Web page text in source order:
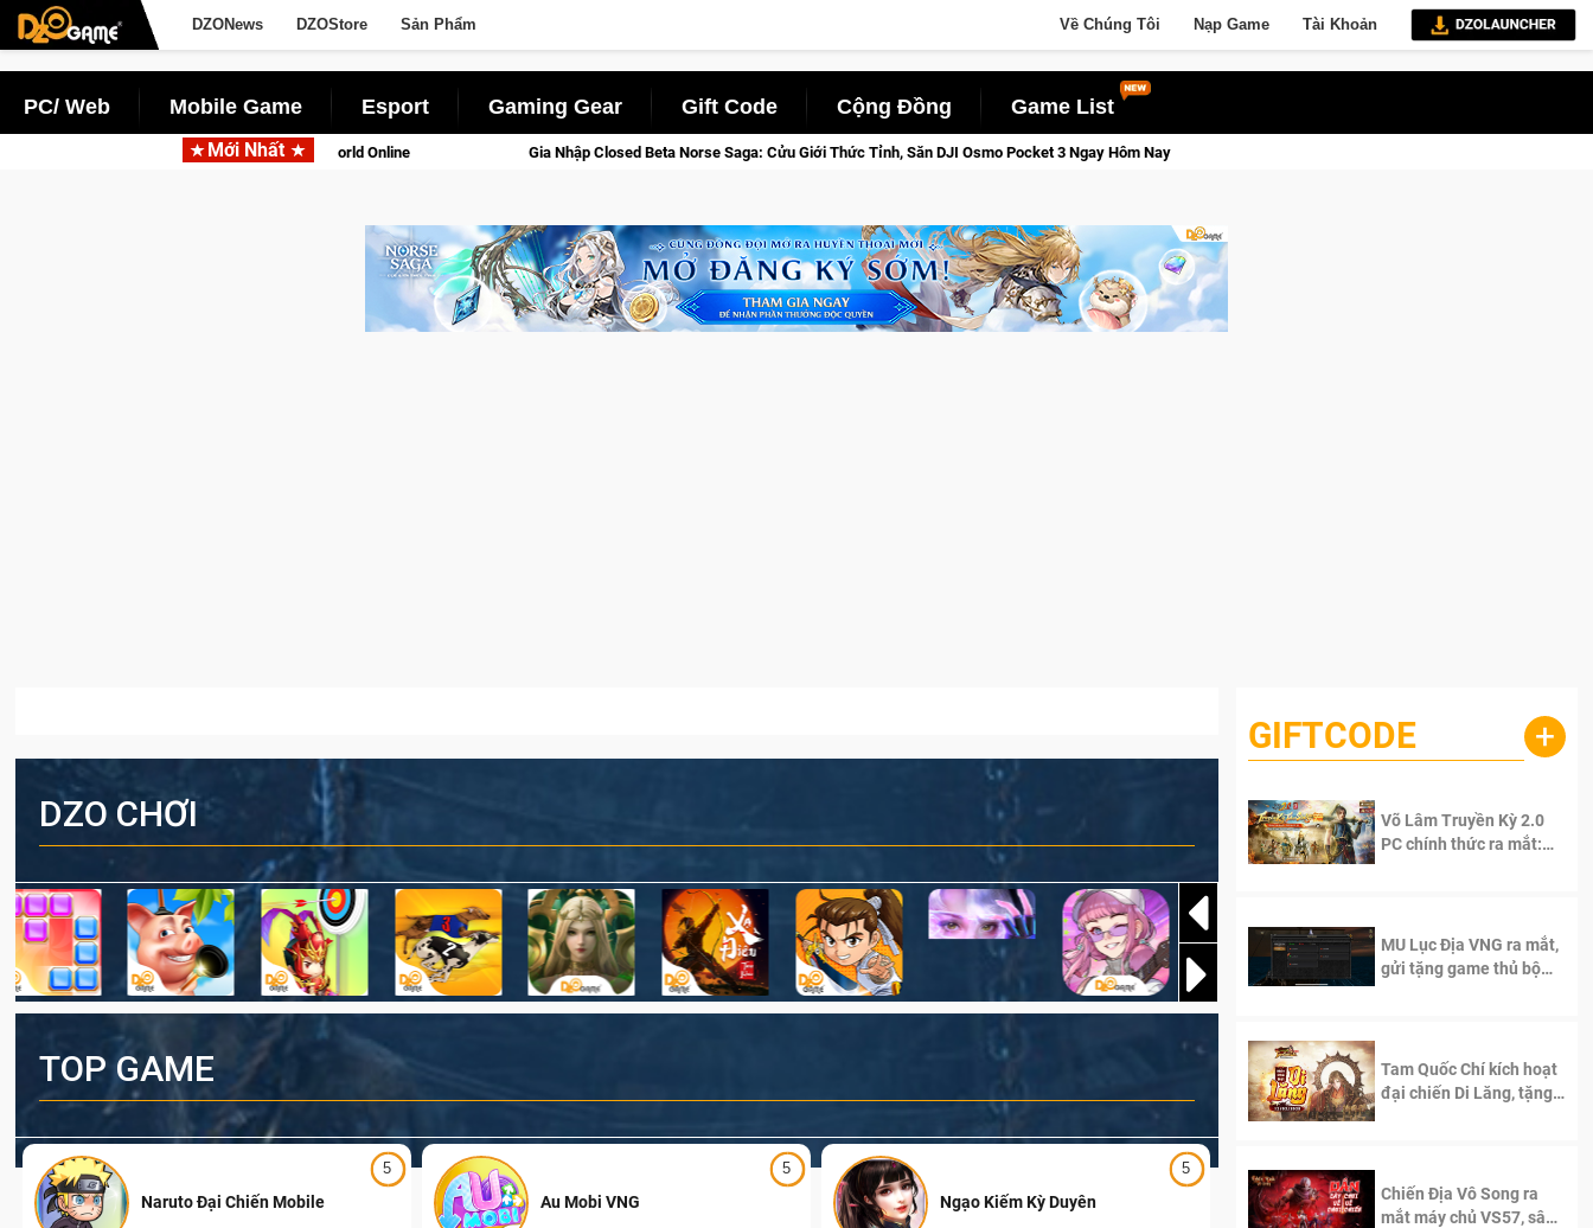
DZONews DZOStore Sản Phẩm Về Chúng Tôi Nạp Game Tài Khoản
PC/ Web Mobile Game Esport Gaming Gear Gift Code Cộng Đồng Game List
Mới NhấtGia Nhập Closed Beta Norse Saga: Cửu Giới Thức Tỉnh, Săn DJI Osmo Pocket 3 Ngay Hôm Nay Lineage W – Quyền lực và tài phú sẽ về tay kẻ đoạt được Vương Quyền thành
DZO CHƠI
TOP GAME
5
Naruto Đại Chiến Mobile
5
Au Mobi VNG
5
Ngạo Kiếm Kỳ Duyên Ngạo Thiên Mobile
GIFTCODE +
Võ Lâm Truyền Kỳ 2.0
PC chính thức ra mắt:
MU Lục Địa VNG ra mắt,
gửi tặng game thủ bộ
Tam Quốc Chí kích hoạt
đại chiến Di Lăng, tặng
Chiến Địa Vô Song ra
mắt máy chủ VS57, sân